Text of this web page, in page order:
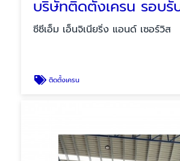
ซีซีเอ็ม เอ็นจิเนียริ่ง แอนด์ เซอร์วิส
ติดตั้งเครน